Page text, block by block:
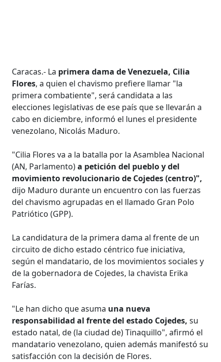
Caracas.- La primera dama de Venezuela, Cilia
Flores, a quien el chavismo prefiere llamar "la
primera combatiente", será candidata a las
elecciones legislativas de ese país que se llevarán a
cabo en diciembre, informó el lunes el presidente
venezolano, Nicolás Maduro.
"Cilia Flores va a la batalla por la Asamblea Nacional
(AN, Parlamento)a petición del pueblo y del
movimiento revolucionario de Cojedes (centro)",
dijo Maduro durante un encuentro con las fuerzas
del chavismo agrupadas en el llamado Gran Polo
Patriótico (GPP).
La candidatura de la primera dama al frente de un
circuito de dicho estado céntrico fue iniciativa,
según el mandatario, de los movimientos sociales y
de la gobernadora de Cojedes, la chavista Erika
Farías.
"Le han dicho que asuma una nueva
responsabilidad al frente del estado Cojedes, su
estado natal, de (la ciudad de) Tinaquillo", afirmó el
mandatario venezolano, quien además manifestó su
satisfacción con la decisión de Flores.